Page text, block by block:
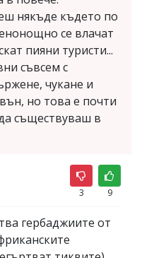
някъде където по
се влачат
пияни туристи...
съвсем с
чукане и
но това е почти
съществуваш в
3 9
гербаджиите от